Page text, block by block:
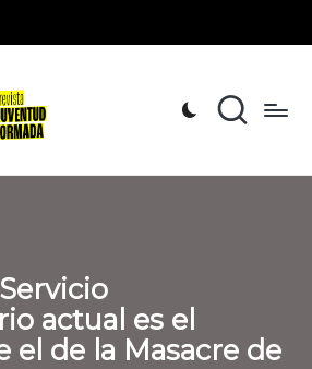
actual es el
el de la Masacre de